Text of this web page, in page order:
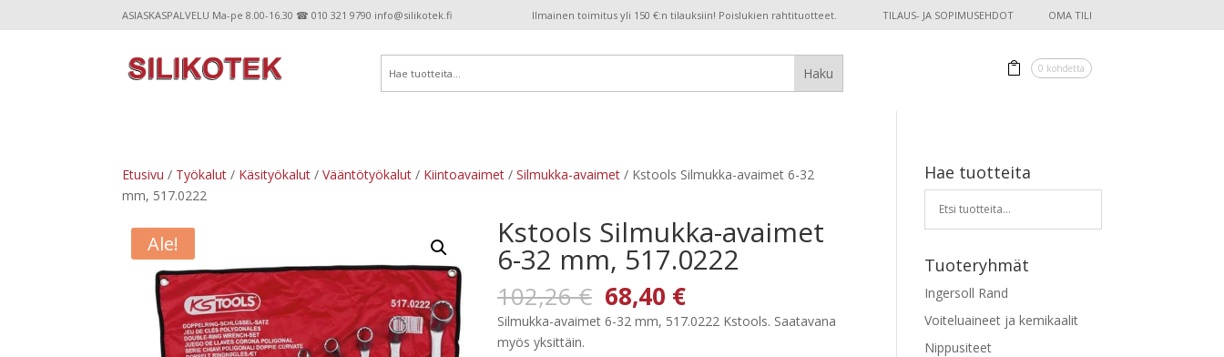
ASIASKASPALVELU Ma-pe 8.00-16.30 ☎ 010 321 9790 info@silikotek.fi Ilmainen toimitus yli 150 €:n tilauksiin! Poislukien rahtituotteet. TILAUS- JA SOPIMUSEHDOT OMA TILI
0 kohdetta
Etusivu / Työkalut / Käsityökalut /Vääntötyökalut / Kiintoavaimet /Silmukka-avaimet / Kstools Silmukka-avaimet 6-32
mm, 517.0222
Ale! Kstools Silmukka-avaimet
6-32 mm, 517.0222
102,26€ Alkuperäinen
hinta
oli:
68,40 €Nykyinen
hinta
on:
Silmukka-avaimet 6-32 mm, 517.0222 Kstools. Saatavana
myös yksittäin.
Hae tuotteita
Tuoteryhmät
Ingersoll Rand
Voiteluaineet ja kemikaalit
Nippusiteet